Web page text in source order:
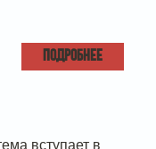
ПОДРОБНЕЕ
вступает в